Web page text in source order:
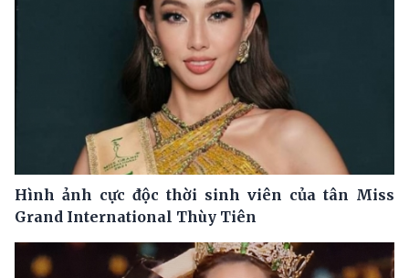
Hình ảnh cực độc thời sinh viên của tân Miss
Grand International Thùy Tiên